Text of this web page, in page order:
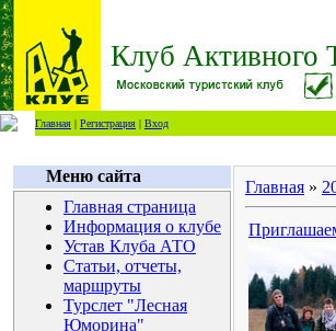
Клуб Активного
Главная | Регистрация | Вход
Меню сайта
Главная страница
Информация о клубе
Устав Клуба АТО
Статьи, отчеты,
маршруты
Турслет "Лесная
Юморина"
Главная »